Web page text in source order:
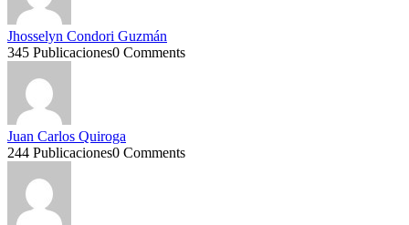
Jhosselyn Condori Guzmán
345 Publicaciones0 Comments
Juan Carlos Quiroga
244 Publicaciones0 Comments